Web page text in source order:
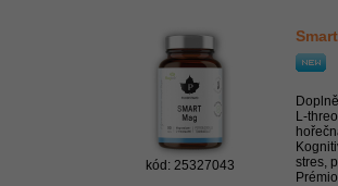
kód: 25327043
L-
stres,